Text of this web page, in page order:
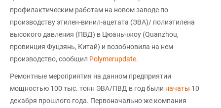
профилактическим работам на новом заводе по
производству этилен-винил-ацетата (ЭВА)/ полиэтилена
высокого давления (ПВД) в Цюаньчжоу (Quanzhou,
провинция Фуцзянь, Китай) и возобновила на нем
производство, сообщил Polymerupdate.
Ремонтные мероприятия на данном предприятии
мощностью 100 тыс. тонн ЭВА/ПВД в год были начаты 10
декабря прошлого года. Первоначально же компания